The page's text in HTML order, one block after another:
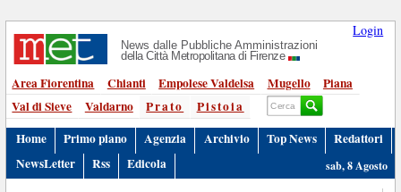
Login
News dalle Pubbliche Amministrazioni
della Città Metropolitana di Firenze
Area Fiorentina Chianti Empolese Valdelsa Mugello
Piana
Val di Sieve
Valdarno Prato
Pistoia
Home
Primo piano Agenzia Archivio Top News
Redattori
NewsLetter
Rss Edicola sab, 8 Agosto